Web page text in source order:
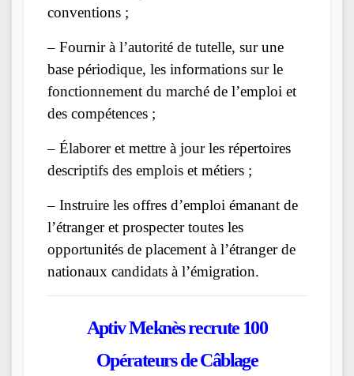
conventions ;
– Fournir à l’autorité de tutelle, sur une
base périodique, les informations sur le
fonctionnement du marché de l’emploi et
des compétences ;
– Élaborer et mettre à jour les répertoires
descriptifs des emplois et métiers ;
– Instruire les offres d’emploi émanant de
l’étranger et prospecter toutes les
opportunités de placement à l’étranger de
nationaux candidats à l’émigration.
Aptiv Meknès recrute 100
Opérateurs de Câblage